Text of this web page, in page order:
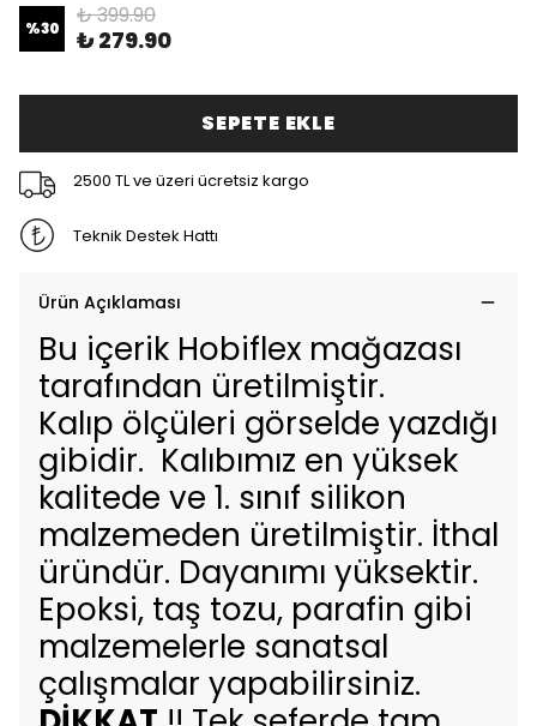
%30 ₺ 399.90
₺ 279.90
SEPETE EKLE
2500 TL ve üzeri ücretsiz kargo
Teknik Destek Hattı
Ürün Açıklaması
Bu içerik Hobiflex mağazası
tarafından üretilmiştir.
Kalıp ölçüleri görselde yazdığı
gibidir. Kalıbımız en yüksek
kalitede ve 1. sınıf silikon
malzemeden üretilmiştir. İthal
üründür. Dayanımı yüksektir.
Epoksi, taş tozu, parafin gibi
malzemelerle sanatsal
çalışmalar yapabilirsiniz.